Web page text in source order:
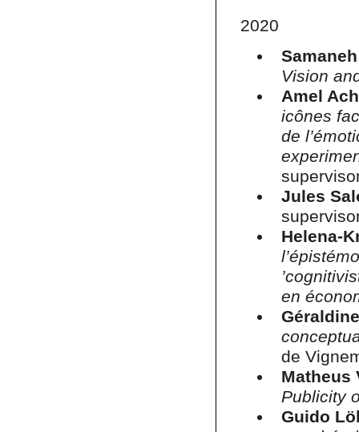
2020
Vision
Amel
icônes
de
Jules
Helena-
en
de
Matheus
Publicity
Guido